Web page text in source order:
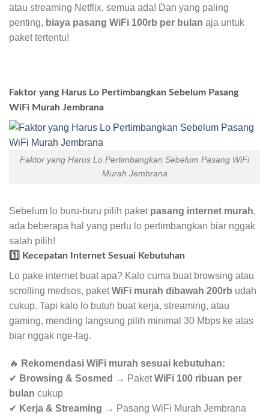
atau streaming Netflix, semua ada! Dan yang paling
penting, biaya pasang WiFi 100rb per bulan aja untuk
paket tertentu!
Faktor yang Harus Lo Pertimbangkan Sebelum Pasang
WiFi Murah Jembrana
Faktor yang Harus Lo Pertimbangkan Sebelum Pasang WiFi
Murah Jembrana
Sebelum lo buru-buru pilih paket pasang internet murah,
ada beberapa hal yang perlu lo pertimbangkan biar nggak
salah pilih!
1️⃣ Kecepatan Internet Sesuai Kebutuhan
Lo pake internet buat apa? Kalo cuma buat browsing atau
scrolling medsos, paketWiFi murah dibawah 200rb udah
cukup. Tapi kalo lo butuh buat kerja, streaming, atau
gaming, mending langsung pilih minimal 30 Mbps ke atas
biar nggak nge-lag.
🔥 Rekomendasi WiFi murah sesuai kebutuhan:
✔ Browsing & Sosmed → PaketWiFi 100 ribuan per
bulan cukup
✔ Kerja & Streaming → Pasang WiFi Murah Jembrana